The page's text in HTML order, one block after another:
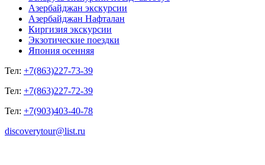
Азербайджан экскурсии
Азербайджан Нафталан
Киргизия экскурсии
Экзотические поездки
Япония осенняя
Тел: +7(863)227-73-39
Тел: +7(863)227-72-39
Тел: +7(903)403-40-78
discoverytour@list.ru